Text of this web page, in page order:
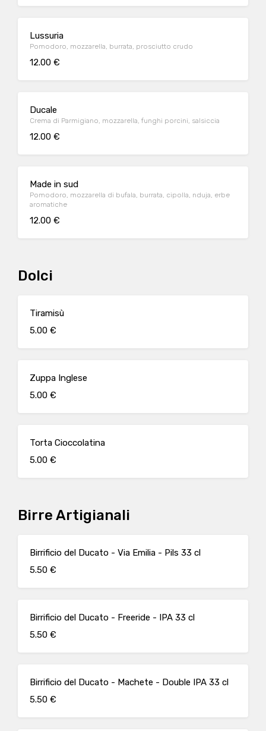
Lussuria
Pomodoro, mozzarella, burrata, prosciutto crudo
12.00 €
Ducale
Crema di Parmigiano, mozzarella, funghi porcini, salsiccia
12.00 €
Made in sud
Pomodoro, mozzarella di bufala, burrata, cipolla, nduja, erbe
aromatiche
12.00 €
Dolci
Tiramisù
5.00 €
Zuppa Inglese
5.00 €
Torta Cioccolatina
5.00 €
Birre Artigianali
Birrificio del Ducato - Via Emilia - Pils 33 cl
5.50 €
Birrificio del Ducato - Freeride - IPA 33 cl
5.50 €
Birrificio del Ducato - Machete - Double IPA 33 cl
5.50 €